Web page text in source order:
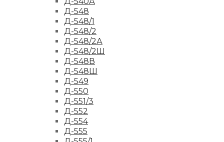
Д-548
Д-548/1
Д-548/2
Д-548/2А
Д-548/2Ш
Д-548В
Д-548Ш
Д-549
Д-550
Д-551/3
Д-552
Д-554
Д-555